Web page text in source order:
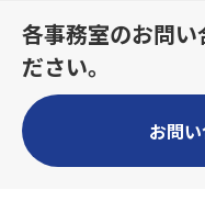
各事務室のお問い
ださい。
お問